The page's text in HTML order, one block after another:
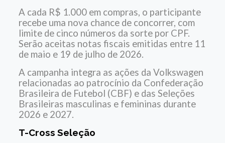
A cada R$ 1.000 em compras, o participante
recebe uma nova chance de concorrer, com
limite de cinco números da sorte por CPF.
Serão aceitas notas fiscais emitidas entre 11
de maio e 19 de julho de 2026.
A campanha integra as ações da Volkswagen
relacionadas ao patrocínio da Confederação
Brasileira de Futebol (CBF) e das Seleções
Brasileiras masculinas e femininas durante
2026 e 2027.
T-Cross Seleção